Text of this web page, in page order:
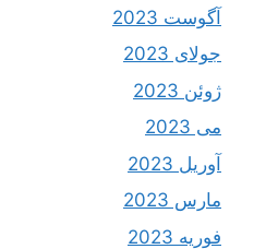
آگوست 2023
جولای 2023
ژوئن 2023
می 2023
آوریل 2023
مارس 2023
فوریه 2023